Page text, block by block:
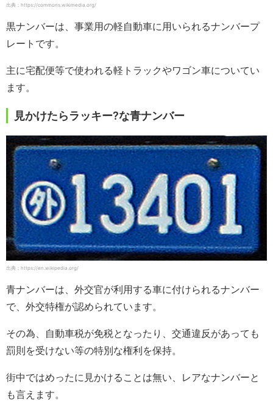
出典：https://commons.wikimedia.org/
黒ナンバーは、事業用の軽自動車に用いられるナンバープ
レートです。
主に宅配便等で使われる軽トラックやワゴン車についてい
ます。
見かけたらラッキー?な青ナンバー
出典：https://en.wikipedia.org/
青ナンバーは、外交官が利用する車に付けられるナンバー
で、外交特権が認められています。
その為、自動車税が免税となったり、交通違反があっても
罰則を受けない等の特別な権利を保持。
街中ではめったに見かけることは無い、レアなナンバーと
も言えます。